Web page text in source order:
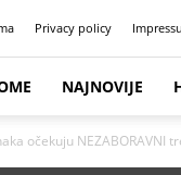
Privacy policy
NAJNOVIJE
očekuju NEZABORAVNI